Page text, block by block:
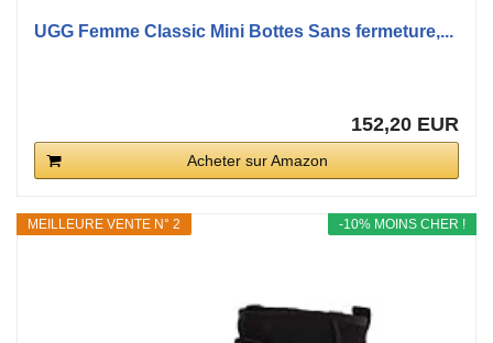
UGG Femme Classic Mini Bottes Sans fermeture,...
152,20 EUR
Acheter sur Amazon
-10% MOINS CHER !
MEILLEURE VENTE N° 2